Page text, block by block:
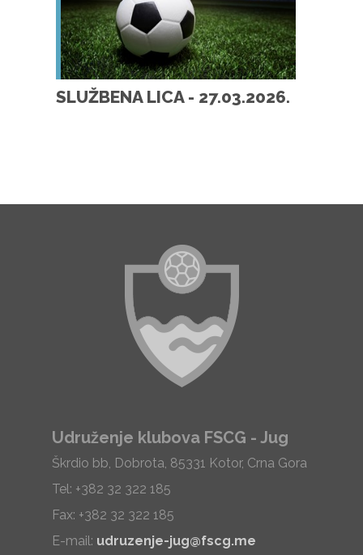
SLUŽBENA LICA - 27.03.2026.
Udruženje klubova FSCG - Jug
Škrdio bb, Dobrota, 85331 Kotor, Crna Gora
Tel: +382 32 322 185
Fax: +382 32 322 185
E-mail: udruzenje-jug@fscg.me